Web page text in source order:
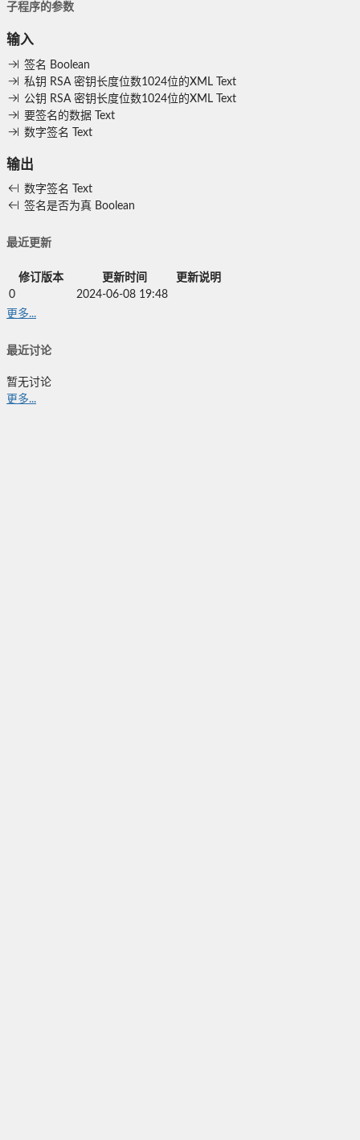
子程序的参数
输入
签名 Boolean
私钥 RSA 密钥长度位数1024位的XML
Text
公钥 RSA 密钥长度位数1024位的XML
Text
要签名的数据
Text
数字签名
Text
输出
数字签名
Text
签名是否为真 Boolean
最近更新
修订版本 更新时间
更新说明
0
2024-06-08 19:48
更多...
最近讨论
暂无讨论
更多...